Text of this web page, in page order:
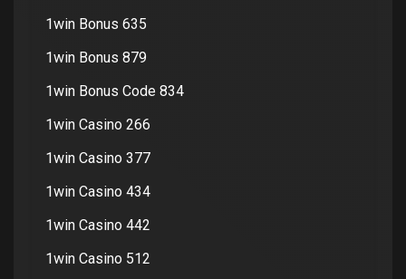
1win Bonus 635
1win Bonus 879
1win Bonus Code 834
1win Casino 266
1win Casino 377
1win Casino 434
1win Casino 442
1win Casino 512